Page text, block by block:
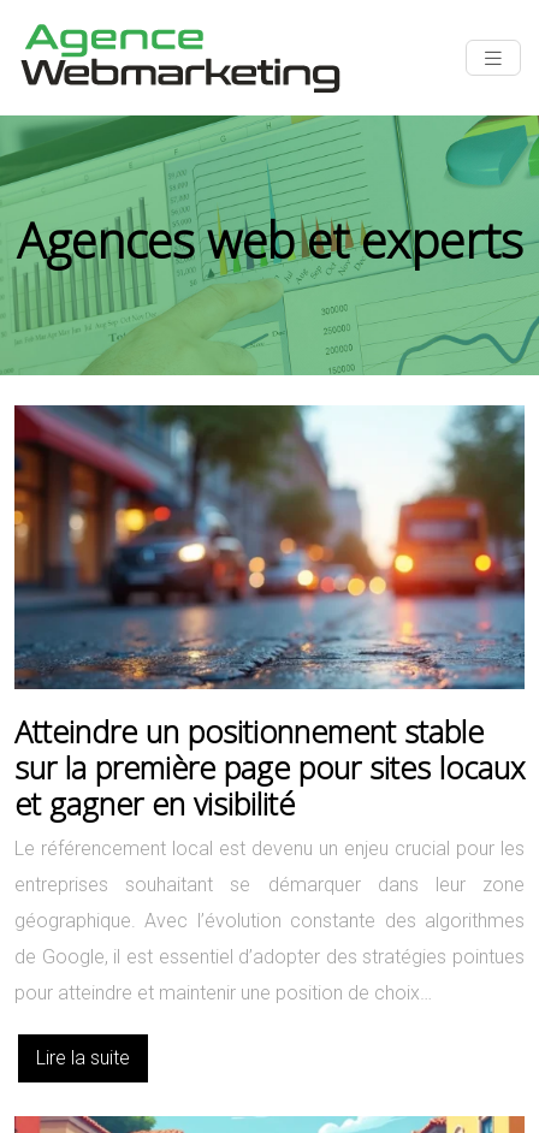
Agences web et experts
Atteindre un positionnement stable
sur la première page pour sites locaux
et gagner en visibilité
Le référencement local est devenu un enjeu crucial pour les
entreprises souhaitant se démarquer dans leur zone
géographique. Avec l’évolution constante des algorithmes
de Google, il est essentiel d’adopter des stratégies pointues
pour atteindre et maintenir une position de choix…
Lire la suite